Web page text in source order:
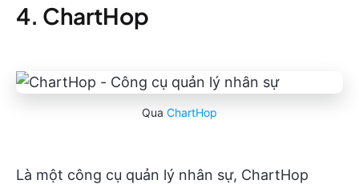
4. ChartHop
Qua ChartHop
Là một công cụ quản lý nhân sự, ChartHop